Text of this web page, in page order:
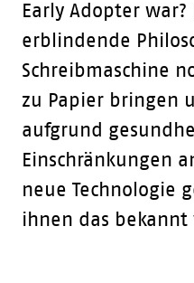
Early Adopter
erblindende
Schreibmaschine
zu Papier bringen
aufgrund
Einschränkungen
neue Technologie
ihnen das bekannt